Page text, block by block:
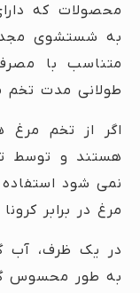
محصولات که
به شستشوی
متناسب با
طولانی مدت تخم
اگر از تخم مرغ
هستند و توسط
نمی شود
مرغ در برابر
در یک ظرف، آب
به طور محسوس